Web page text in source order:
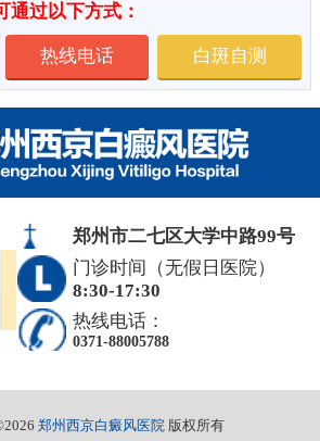
通过以下方式：
热线电话 白斑自测
郑州市二七区大学中路99号
门诊时间（无假日医院）
8:30-17:30
热线电话：
0371-88005788
郑州西京白癜风医院 版权所有